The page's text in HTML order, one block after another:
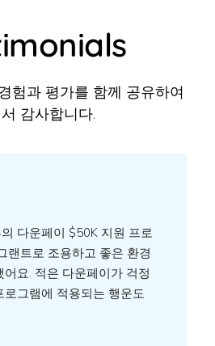
험과 평가를 함께 공유하여
감사합니다.
다운페이 $50K 지원 프로
랜트로 조용하고 좋은 환경
요. 적은 다운페이가 걱정
로그램에 적용되는 행운도